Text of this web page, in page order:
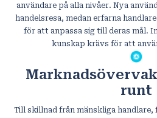
användare på alla nivåer. Nya
handelsresa, medan erfarna
för att anpassa sig till deras mål.
kunskap krävs för att
runt
Till skillnad från mänskliga handlare,